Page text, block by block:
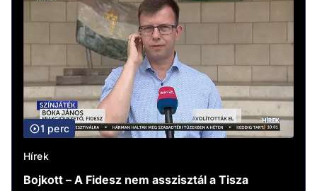
1 perc
Hírek
Bojkott – A Fidesz nem asszisztál a Tisza